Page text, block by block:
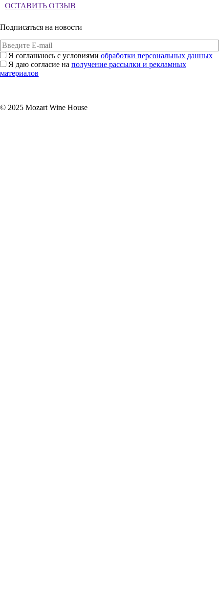
ОСТАВИТЬ ОТЗЫВ
Подписаться на новости
Я соглашаюсь с условиями обработки персональных данных
Я даю согласие на получение рассылки и рекламных
материалов
© 2025 Mozart Wine House